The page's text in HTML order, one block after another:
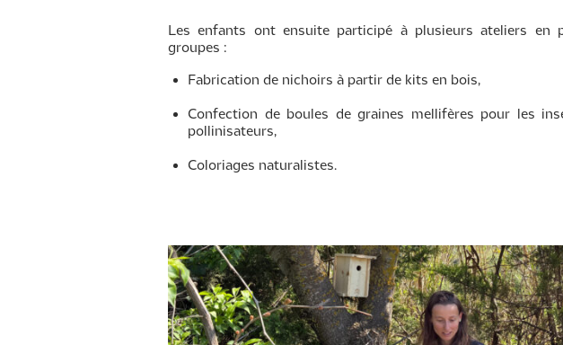
Les enfants ont ensuite participé à plusieurs ateliers en
groupes :
Fabrication de nichoirs à partir de kits en bois,
Confection de boules de graines mellifères pour les
pollinisateurs,
Coloriages naturalistes.